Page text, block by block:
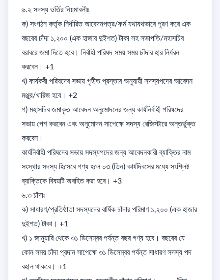
৬.২ সদস্য ভর্তির নিয়মাবলীঃ
ক) সংগঠন কর্তৃক নির্ধারিত আবেদনপত্র/ফর্ম যথাযথভাবে পূরণ করে এক
বছরের চাঁদা ১,২০০ (এক হাজার দুইশত) টাকা সহ সভাপতি/মহাসচিব
বরাবরে জমা দিতে হবে। নির্বাহী পরিষদ সময় সময় চাঁদার হার নির্ধরন
করবেন। +1
খ) কার্যকরী পরিষদের সভায় গৃহীত প্রস্তাব অনুযায়ী সদস্যপদের আবেদন
মঞ্জুর/খারিজ হবে। +2
গ) মহাসচিব জমাকৃত আবেদন অনুমোদনের জন্য কার্যনির্বাহী পরিষদের
সভায় পেশ করবেন এবং অনুমোদন সাপেক্ষে সদস্য রেজিস্টারে অন্তর্ভুক্ত
করবেন।
কার্যনির্বাহী পরিষদের সভায় সদস্যপদের জন্য আবেদনকারী ব্যাক্তির নাম
সংস্থার সদস্য হিসেবে গণ্য হলে ০৩ (তিন) কার্যদিবসের মধ্যে সংশ্লিষ্ট
ব্যাক্তিকে বিষয়টি অবহিত করা হবে। +3
৬.৩ চাঁদাঃ
ক) সাধারণ/প্রতিষ্ঠাতা সদস্যদের বার্ষিক চাঁদার পরিমাণ ১,২০০ (এক হাজার
দুইশত) টাকা। +1
খ) ১ জানুয়ারি থেকে ৩১ ডিসেম্বর পর্যন্ত বছর গণ্য হবে। বছরের যে
কোন সময় চাঁদা প্রদান সাপেক্ষে ৩১ ডিসেম্বর পর্যন্ত সাধারণ সদস্য পদ
বহাল থাকবে। +1